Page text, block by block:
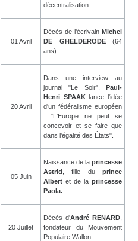
décentralisation.
01 Avril
Décès de l'écrivain Michel
DE GHELDERODE(64
ans)
20 Avril
Dans une interview au
journal "Le Soir", Paul-
Henri SPAAKlance l'idée
d'un fédéralisme européen
: "L'Europe ne peut se
concevoir et se faire que
dans l'égalité des États".
05 Juin
Naissance de la princesse
Astrid , fille du prince
Albert et de la princesse
Paola.
20 Juillet
Décès d'André RENARD
fondateur du Mouvement
Populaire Wallon